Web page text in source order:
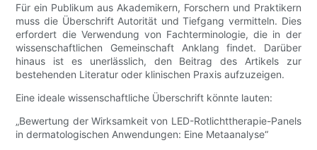
Für ein Publikum aus Akademikern, Forschern und Praktikern
muss die Überschrift Autorität und Tiefgang vermitteln. Dies
erfordert die Verwendung von Fachterminologie, die in der
wissenschaftlichen Gemeinschaft Anklang findet. Darüber
hinaus ist es unerlässlich, den Beitrag des Artikels zur
bestehenden Literatur oder klinischen Praxis aufzuzeigen.
Eine ideale wissenschaftliche Überschrift könnte lauten:
„Bewertung der Wirksamkeit von LED-Rotlichttherapie-Panels
in dermatologischen Anwendungen: Eine Metaanalyse“